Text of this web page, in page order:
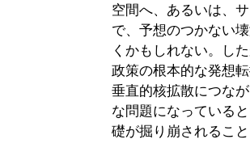
空間へ、あるいは、
で、予想のつかない
くかもしれない。し
政策の根本的な発想
垂直的核拡散につな
な問題になっている
礎が掘り崩されること